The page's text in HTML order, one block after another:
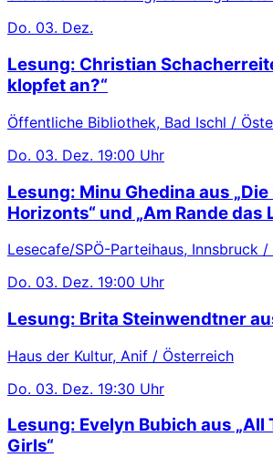
Do. 03. Dez.
Lesung: Christian
klopfet an?“
Öffentliche Bibliothek, Bad Ischl /
Do. 03. Dez. 19:00 Uhr
Lesung: Minu Ghedina aus
Horizonts“ und „Am Rande das
Lesecafe/SPÖ-Parteihaus, Innsbruck
Do. 03. Dez. 19:00 Uhr
Lesung: Brita Steinwendtner
Haus der Kultur, Anif / Österreich
Do. 03. Dez. 19:30 Uhr
Lesung: Evelyn Bubich aus „All
Girls“